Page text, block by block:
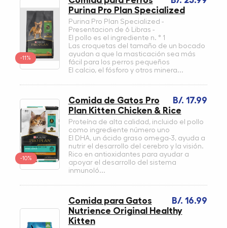
-11%
Purina Pro Plan Specialized
Purina Pro Plan Specialized -
Presentacion de 6 Libras -
El pollo es el ingrediente n. ° 1
Las croquetas del tamaño de un bocado
ayudan a que la masticación sea más
fácil para los perros pequeños
El calcio, el fósforo y otros minera...
-10%
B/. 17.99
Comida de Gatos Pro
Plan Kitten Chicken & Rice
Proteína de alta calidad, incluido el pollo
como ingrediente número uno
El DHA, un ácido graso omega-3, ayuda a
nutrir el desarrollo del cerebro y la visión.
Rico en antioxidantes para ayudar a
apoyar el desarrollo del sistema
inmunoló...
B/. 16.99
Comida para Gatos
Nutrience Original Healthy
Kitten